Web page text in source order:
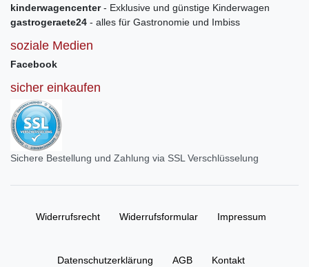
kinderwagencenter- Exklusive und günstige Kinderwagen
gastrogeraete24 - alles für Gastronomie und Imbiss
soziale Medien
Facebook
sicher einkaufen
Sichere Bestellung und Zahlung via SSL Verschlüsselung
Widerrufs­recht Widerrufs­formular Impressum
Daten­schutz­erklärung AGB Kontakt